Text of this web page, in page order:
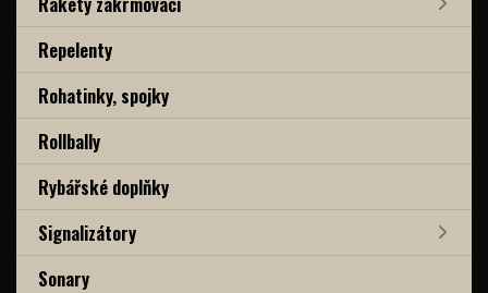
Repelenty
Rohatinky, spojky
Rollbally
Rybářské doplňky
Signalizátory
Sonary